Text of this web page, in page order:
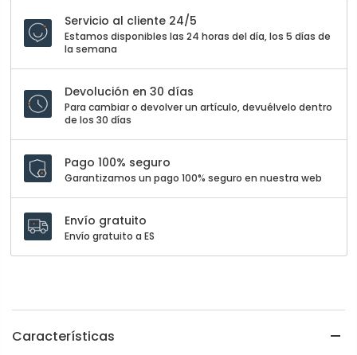
Servicio al cliente 24/5
Estamos disponibles las 24 horas del día, los 5 días de
la semana
Devolución en 30 días
Para cambiar o devolver un artículo, devuélvelo dentro
de los 30 días
Pago 100% seguro
Garantizamos un pago 100% seguro en nuestra web
Envío gratuito
Envío gratuito a ES
Características